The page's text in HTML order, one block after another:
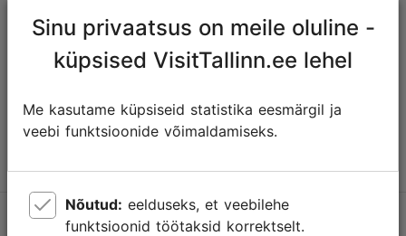
Tallinna turismiinfokeskus
Niguliste 2, 10146 Tallinn, Eesti
info@visittallinn.ee
Jälgi meid @ VisitTallinn
Sinu privaatsus on meile oluline -
küpsised VisitTallinn.ee lehel
Me kasutame küpsiseid statistika eesmärgil ja
veebi funktsioonide võimaldamiseks.
Nõutud:
funktsioonid töötaksid korrektselt.